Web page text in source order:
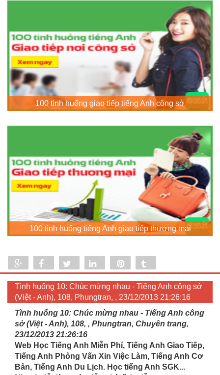
100 tình huống giao tiếp tiếng Anh công sở
100 tình huống tiếng Anh giao tiếp thương mại
Share Share Tweet Share
Tình huống 10: Chúc mừng nhau - Tiếng Anh công sở
(Việt - Anh), 108, Phungtran, , 23/12/2013 21:26:16
Tình huống 10: Chúc mừng nhau - Tiếng Anh công
sở (Việt - Anh), 108, , Phungtran, Chuyên trang,
23/12/2013 21:26:16
Web Học Tiếng Anh Miễn Phí, Tiếng Anh Giao Tiếp,
Tiếng Anh Phỏng Vấn Xin Việc Làm, Tiếng Anh Cơ
Bản, Tiếng Anh Du Lịch. Học tiếng Anh SGK...